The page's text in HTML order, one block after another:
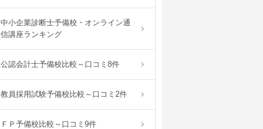
中小企業診断士予備校・オンライン通
信講座ランキング
公認会計士予備校比較～口コミ8件
教員採用試験予備校比較～口コミ2件
ＦＰ予備校比較～口コミ9件